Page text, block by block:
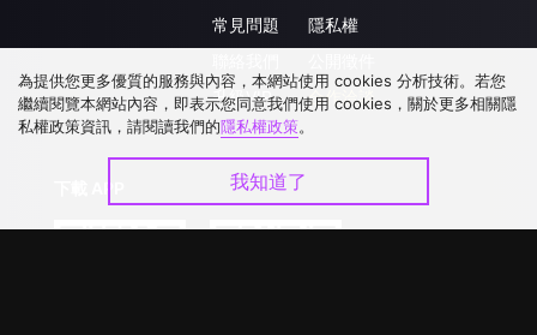
常見問題
升級VIP
隱私權
合作洽談
為提供您更多優質的服務與內容，本網站使用 cookies 分析技術。若您
繼續閱覽本網站內容，即表示您同意我們使用 cookies，關於更多相關隱
私權政策資訊，請閱讀我們的隱私權政策。
我知道了